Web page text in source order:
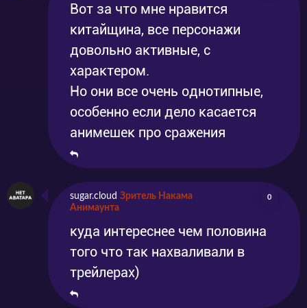
Вот за что мне нравится
китайщина, все персонажи
довольно активные, с
характером.
Но они все очень однотипные,
особенно если дело касается
анимешек про сражения
sugar.cloud Зритель Накама
Анимаунта
0
куда интереснее чем половина
того что так нахваливали в
трейлерах)